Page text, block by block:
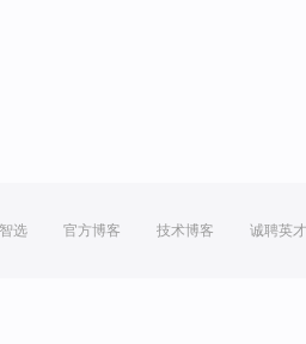
选 官方博客 技术博客 诚聘英才